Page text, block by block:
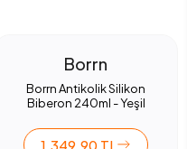
Borrn
Borrn Antikolik Silikon
Biberon 240ml - Yeşil
1.349,90 TL